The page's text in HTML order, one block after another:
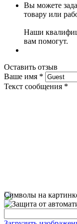
Вы можете
товару или
Наши
вам помогут.
Оставить отзыв
Ваше имя *
Текст сообщения *
Символы на